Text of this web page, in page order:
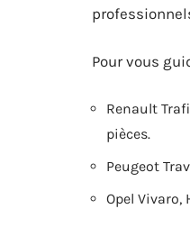
Pour vous
Renault
pièces.
Peugeot
Opel